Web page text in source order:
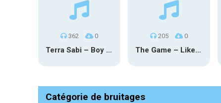
362 0
Terra Sabi – Boy Game X Marcia Cruz
205 0
The Game – Like Father Like Daughter
Catégorie de bruitages